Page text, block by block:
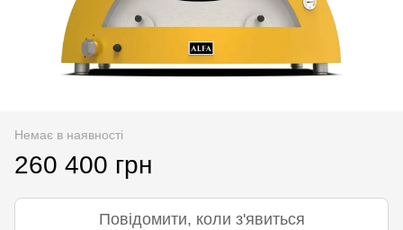
Немає в наявності
260 400 грн
Повідомити, коли з'явиться